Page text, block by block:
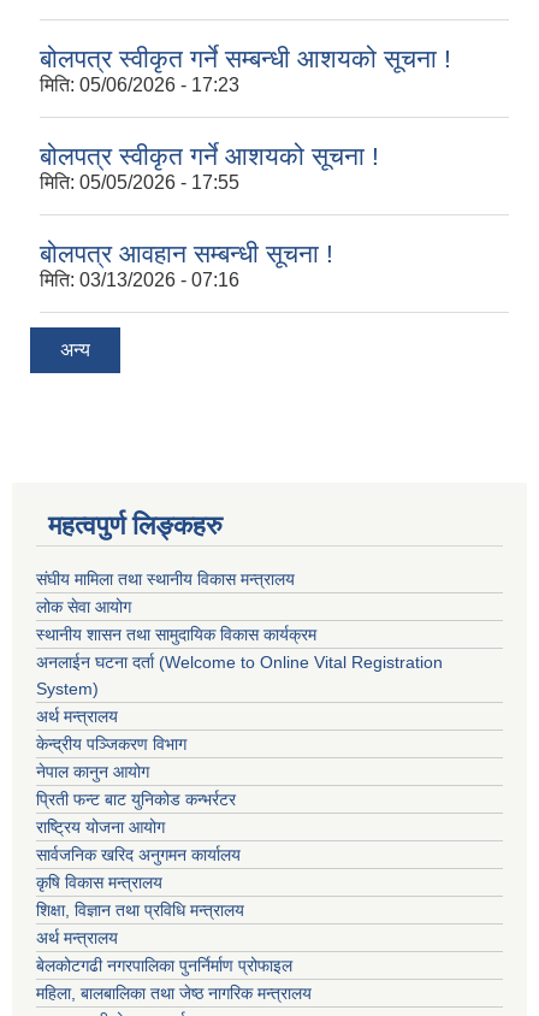
बोलपत्र स्वीकृत गर्ने सम्बन्धी आशयको सूचना !
मिति: 05/06/2026 - 17:23
बोलपत्र स्वीकृत गर्ने आशयको सूचना !
मिति: 05/05/2026 - 17:55
बोलपत्र आवहान सम्बन्धी सूचना !
मिति: 03/13/2026 - 07:16
अन्य
महत्वपुर्ण लिङ्कहरु
संघीय मामिला तथा स्थानीय विकास मन्त्रालय
लोक सेवा आयोग
स्थानीय शासन तथा सामुदायिक विकास कार्यक्रम
अनलाईन घटना दर्ता (Welcome to Online Vital Registration
System)
अर्थ मन्त्रालय
केन्द्रीय पञ्जिकरण विभाग
नेपाल कानुन आयोग
प्रिती फन्ट बाट युनिकोड कन्भर्रटर
राष्ट्रिय योजना आयोग
सार्वजनिक खरिद अनुगमन कार्यालय
कृषि विकास मन्त्रालय
शिक्षा, विज्ञान तथा प्रविधि मन्त्रालय
अर्थ मन्त्रालय
बेलकोटगढी नगरपालिका पुनर्निर्माण प्रोफाइल
महिला, बालबालिका तथा जेष्ठ नागरिक मन्त्रालय